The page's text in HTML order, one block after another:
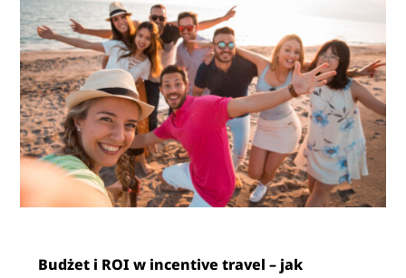
Budżet i ROI w incentive travel – jak